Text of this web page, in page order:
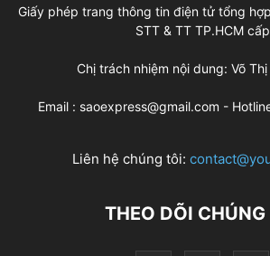
Giấy phép trang thông tin điện tử tổng
STT & TT TP.HCM cấp
Chị trách nhiệm nội dung: Võ
Email : saoexpress@gmail.com -
Liên hệ chúng tôi:
THEO DÕI CHÚNG